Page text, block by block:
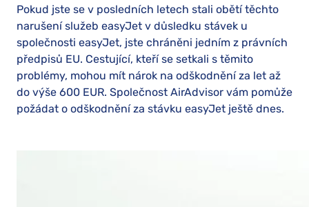
Pokud jste se v posledních letech stali obětí těchto
narušení služeb easyJet v důsledku stávek u
společnosti easyJet, jste chráněni jedním z právních
předpisů EU. Cestující, kteří se setkali s těmito
problémy, mohou mít nárok na odškodnění za let až
do výše 600 EUR. Společnost AirAdvisor vám pomůže
požádat o odškodnění za stávku easyJet ještě dnes.